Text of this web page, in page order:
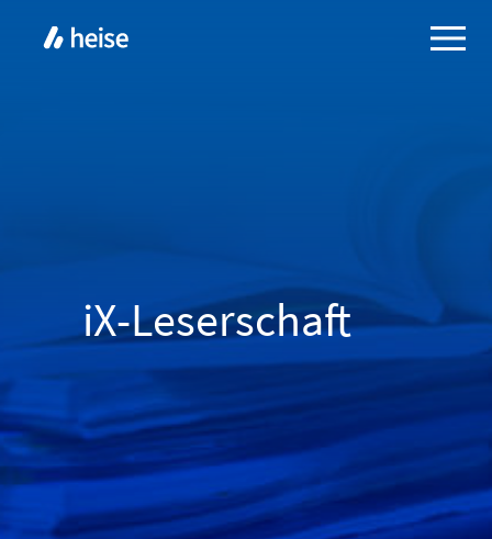
iX-Leserschaft